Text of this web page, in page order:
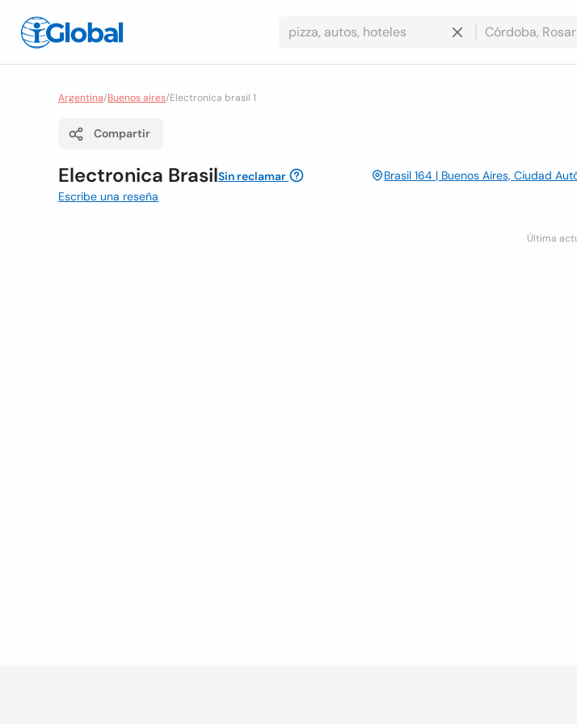
Argentina/Buenos aires/Electronica brasil 1
Compartir
Electronica BrasilSin reclamar
Brasil 164 | Buenos Aires, Ciudad
Escribe una reseña
Última